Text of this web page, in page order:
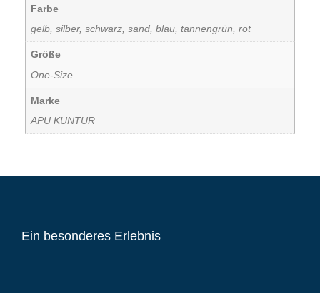
Farbe
gelb, silber, schwarz, sand, blau, tannengrün, rot
Größe
One-Size
Marke
APU KUNTUR
Ein besonderes Erlebnis